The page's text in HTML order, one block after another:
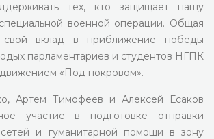
тех, кто защищает нашу
военной операции. Общая
вклад в приближение победы
парламентариев и студентов НГПК
«Под покровом».
Артем Тимофеев и Алексей Есаков
участие в подготовке отправки
сетей и гуманитарной помощи в зону